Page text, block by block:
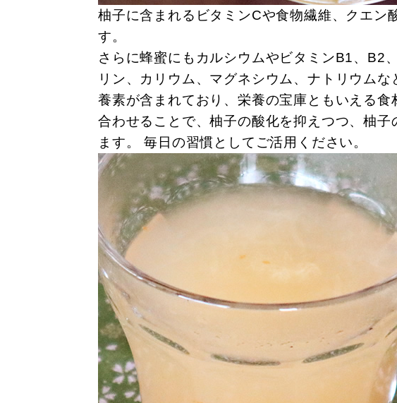
柚子に含まれるビタミンCや食物繊維、 クエン
す。
さらに蜂蜜にもカルシウムやビタミンB1、B2
リン、カリウム、マグネシウム、ナトリウム
養素が含まれており、栄養の宝庫ともいえる
合わせることで、柚子の酸化を抑えつつ、柚
ます。
毎日の習慣としてご活用ください。